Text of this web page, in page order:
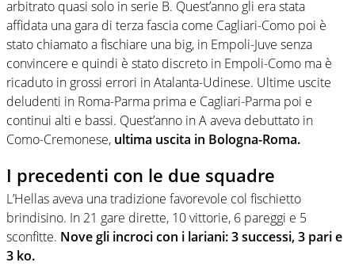
arbitrato quasi solo in serie B. Quest’anno gli era stata
affidata una gara di terza fascia come Cagliari-Como poi è
stato chiamato a fischiare una big, in Empoli-Juve senza
convincere e quindi è stato discreto in Empoli-Como ma è
ricaduto in grossi errori in Atalanta-Udinese. Ultime uscite
deludenti in Roma-Parma prima e Cagliari-Parma poi e
continui alti e bassi. Quest’anno in A aveva debuttato in
Como-Cremonese, ultima uscita in Bologna-Roma.
I precedenti con le due squadre
L’Hellas aveva una tradizione favorevole col fischietto
brindisino. In 21 gare dirette, 10 vittorie, 6 pareggi e 5
sconfitte. Nove gli incroci con i lariani: 3 successi, 3 pari e
3 ko.